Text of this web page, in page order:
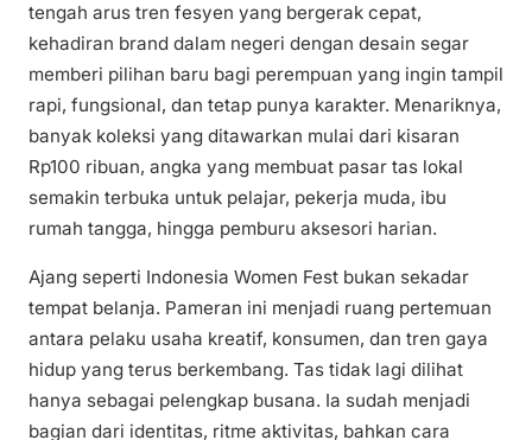
tengah arus tren fesyen yang bergerak cepat,
kehadiran brand dalam negeri dengan desain segar
memberi pilihan baru bagi perempuan yang ingin tampil
rapi, fungsional, dan tetap punya karakter. Menariknya,
banyak koleksi yang ditawarkan mulai dari kisaran
Rp100 ribuan, angka yang membuat pasar tas lokal
semakin terbuka untuk pelajar, pekerja muda, ibu
rumah tangga, hingga pemburu aksesori harian.
Ajang seperti Indonesia Women Fest bukan sekadar
tempat belanja. Pameran ini menjadi ruang pertemuan
antara pelaku usaha kreatif, konsumen, dan tren gaya
hidup yang terus berkembang. Tas tidak lagi dilihat
hanya sebagai pelengkap busana. Ia sudah menjadi
bagian dari identitas, ritme aktivitas, bahkan cara